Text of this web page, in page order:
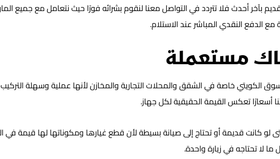
بآخر أحدث فلا تتردد في التواصل معنا لنقوم بشرائه فورًا حيث نتعامل مع جميع
الدفع النقدي المباشر عند الاستلام.
مستعملة
الكويتي خاصة في الشقق والمحلات التجارية والمخازن لأنها عملية وسهلة
أسعارًا تعكس القيمة الحقيقية لكل جهاز.
كانت قديمة أو تحتاج إلى صيانة بسيطة لأن قطع غيارها ومكوناتها لها قيمة في
لا تحتاجه في زيارة واحدة.